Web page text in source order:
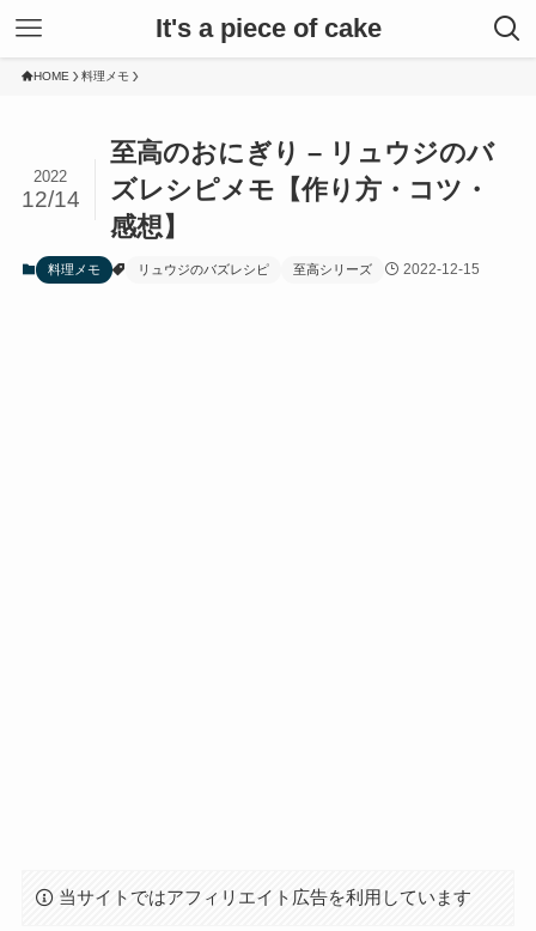
It's a piece of cake
HOME 料理メモ
至高のおにぎり – リュウジのバ
ズレシピメモ【作り方・コツ・
感想】
2022
12/14
料理メモ リュウジのバズレシピ 至高シリーズ 2022-12-15
当サイトではアフィリエイト広告を利用しています